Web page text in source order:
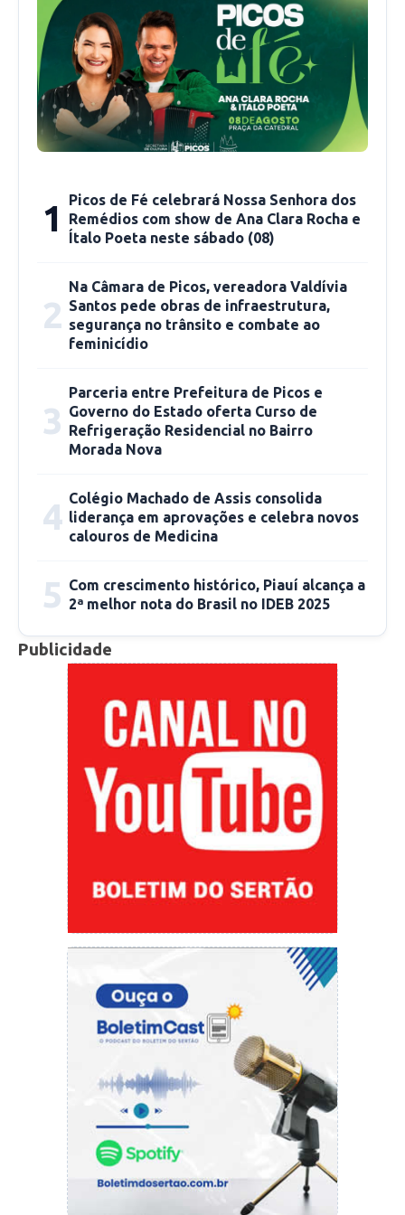
mazelas que encontramos no município, depois
de passarmos a observar os balancetes da
prefeitura”, relatou.
O acesso aos documentos públicos sobre a
situação do município foi possível graças a
Câmara Municipal. Ao constatar a situação dos
informou que formalizou as denúncias no
Ministério Público do Piauí (MPPI) e no
“Denunciamos essas mazelas nos Ministérios
Público Estadual e Federal”, declarou.
Diante do quadro encontrado, Leidiane
afirmou que também procurou fazer com que a
sociedade tomasse conhecimento da situação.
“Fiz inúmeras exposições dessa chaga aberta
que é pútrida e fétida. Tentei conscientizar ao
máximo os trabalhadores da negação de seus
direitos”, ressaltou.
A sindicalista salienta que a luta pelos direitos
dos servidores públicos de Santana do Piauí vai
continuar.
1
Picos de Fé celebrará Nossa Senhora dos
Remédios com show de Ana Clara Rocha e
Ítalo Poeta neste sábado (08)
2
Na Câmara de Picos, vereadora Valdívia
Santos pede obras de infraestrutura,
segurança no trânsito e combate ao
feminicídio
3
Parceria entre Prefeitura de Picos e
Governo do Estado oferta Curso de
Refrigeração Residencial no Bairro
Morada Nova
4 Colégio Machado de Assis consolida
liderança em aprovações e celebra novos
calouros de Medicina
5 Com crescimento histórico, Piauí alcança a
2ª melhor nota do Brasil no IDEB 2025
Publicidade